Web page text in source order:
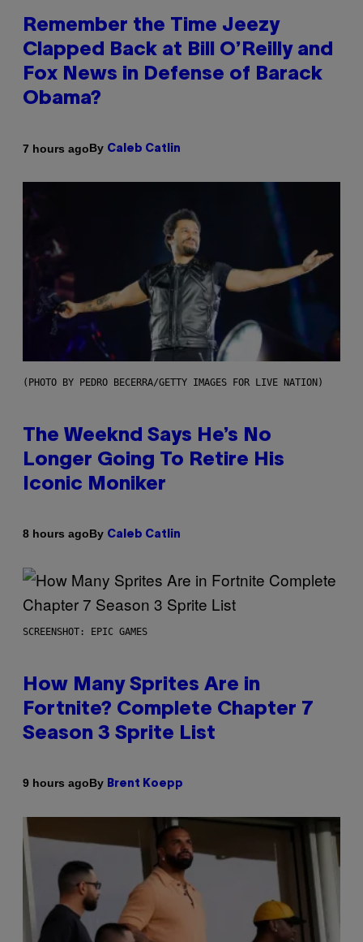
Remember the Time Jeezy
Clapped Back at Bill O’Reilly and
Fox News in Defense of Barack
Obama?
7 hours agoBy Caleb Catlin
(PHOTO BY PEDRO BECERRA/GETTY IMAGES FOR LIVE NATION)
The Weeknd Says He’s No
Longer Going To Retire His
Iconic Moniker
8 hours agoBy Caleb Catlin
SCREENSHOT: EPIC GAMES
How Many Sprites Are in
Fortnite? Complete Chapter 7
Season 3 Sprite List
9 hours agoBy Brent Koepp